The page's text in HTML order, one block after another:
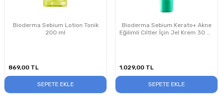
Bioderma Sebium Lotion Tonik
200 ml
869,00 TL
SEPETE EKLE
Bioderma Sebium Kerato+ Akne
Eğilimli Ciltler İçin Jel Krem 30 ml
1.029,00 TL
SEPETE EKLE